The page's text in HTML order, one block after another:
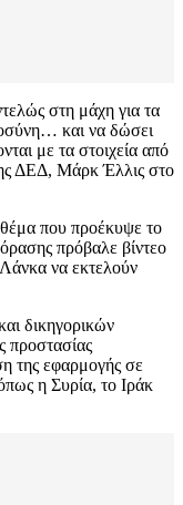
στη μάχη για τα
και να δώσει
με τα στοιχεία από
ΔΕΔ, Μάρκ Έλλις στο
που προέκυψε το
πρόβαλε βίντεο
Λάνκα να εκτελούν
δικηγορικών
προστασίας
της εφαρμογής σε
η Συρία, το Ιράκ